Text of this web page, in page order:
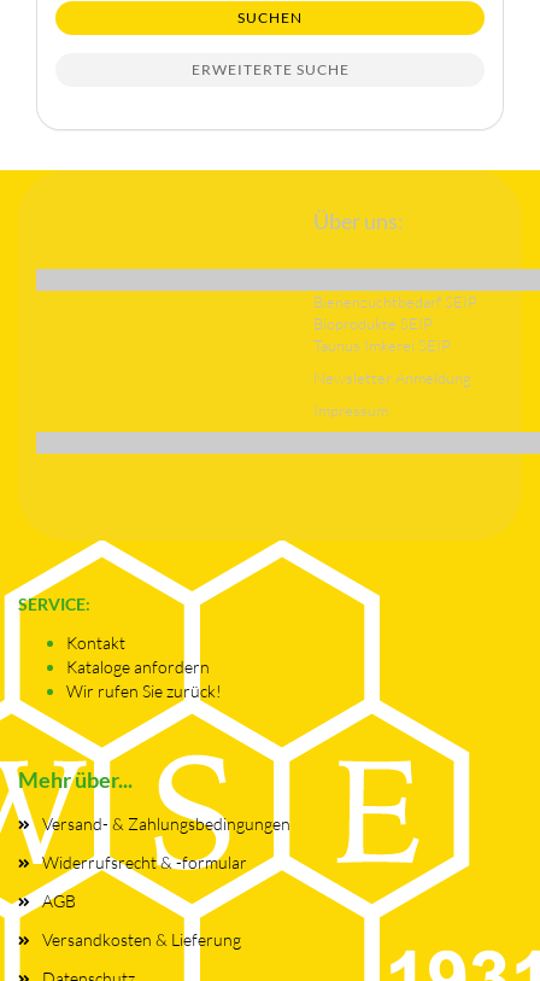
SUCHEN
ERWEITERTE SUCHE
Über uns:
Bienenzuchtbedarf SEIP
Bioprodukte SEIP
Taunus Imkerei SEIP
Newsletter Anmeldung
Impressum
SERVICE:
Kontakt
Kataloge anfordern
Wir rufen Sie zurück!
Mehr über...
Versand- & Zahlungsbedingungen
Widerrufsrecht & -formular
AGB
Versandkosten & Lieferung